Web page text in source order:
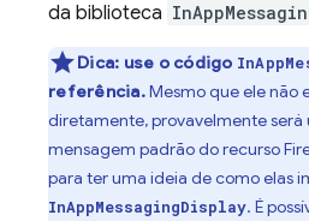
da biblioteca
Dica: use o código
referência.Mesmo que ele não
diretamente, provavelmente será
mensagem padrão do recurso
para ter uma ideia de como elas
InAppMessagingDisplay. É